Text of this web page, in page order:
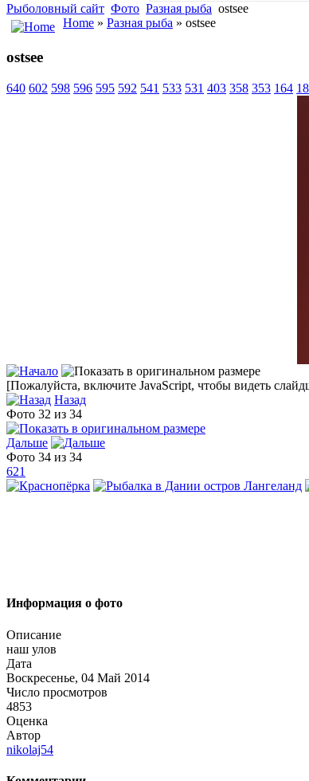
Рыболовный сайт Фото Разная рыба ostsee
Home » Разная рыба » ostsee
ostsee
640 602 598 596 595 592 541 533 531 403 358 353 164
[Пожалуйста, включите JavaScript, чтобы видеть
Назад
Фото 32 из 34
Дальше
Фото 34 из 34
621
Информация о фото
Описание
наш улов
Дата
Воскресенье, 04 Май 2014
Число просмотров
4853
Оценка
Автор
nikolaj54